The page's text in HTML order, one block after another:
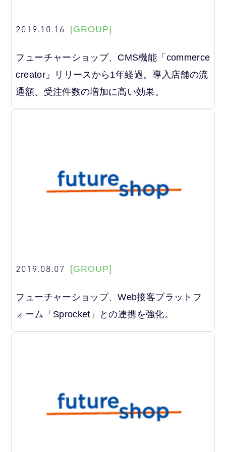
2019.10.16 [GROUP]
フューチャーショップ、CMS機能「commerce
creator」リリースから1年経過。導入店舗の流
通額、受注件数の増加に高い効果。
2019.08.07 [GROUP]
フューチャーショップ、Web接客プラットフ
ォーム「Sprocket」との連携を強化。